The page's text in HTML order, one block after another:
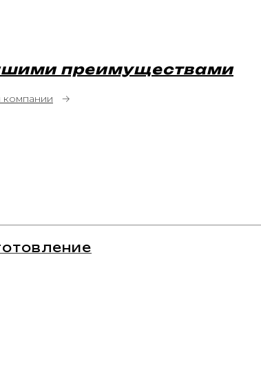
преимуществами
→